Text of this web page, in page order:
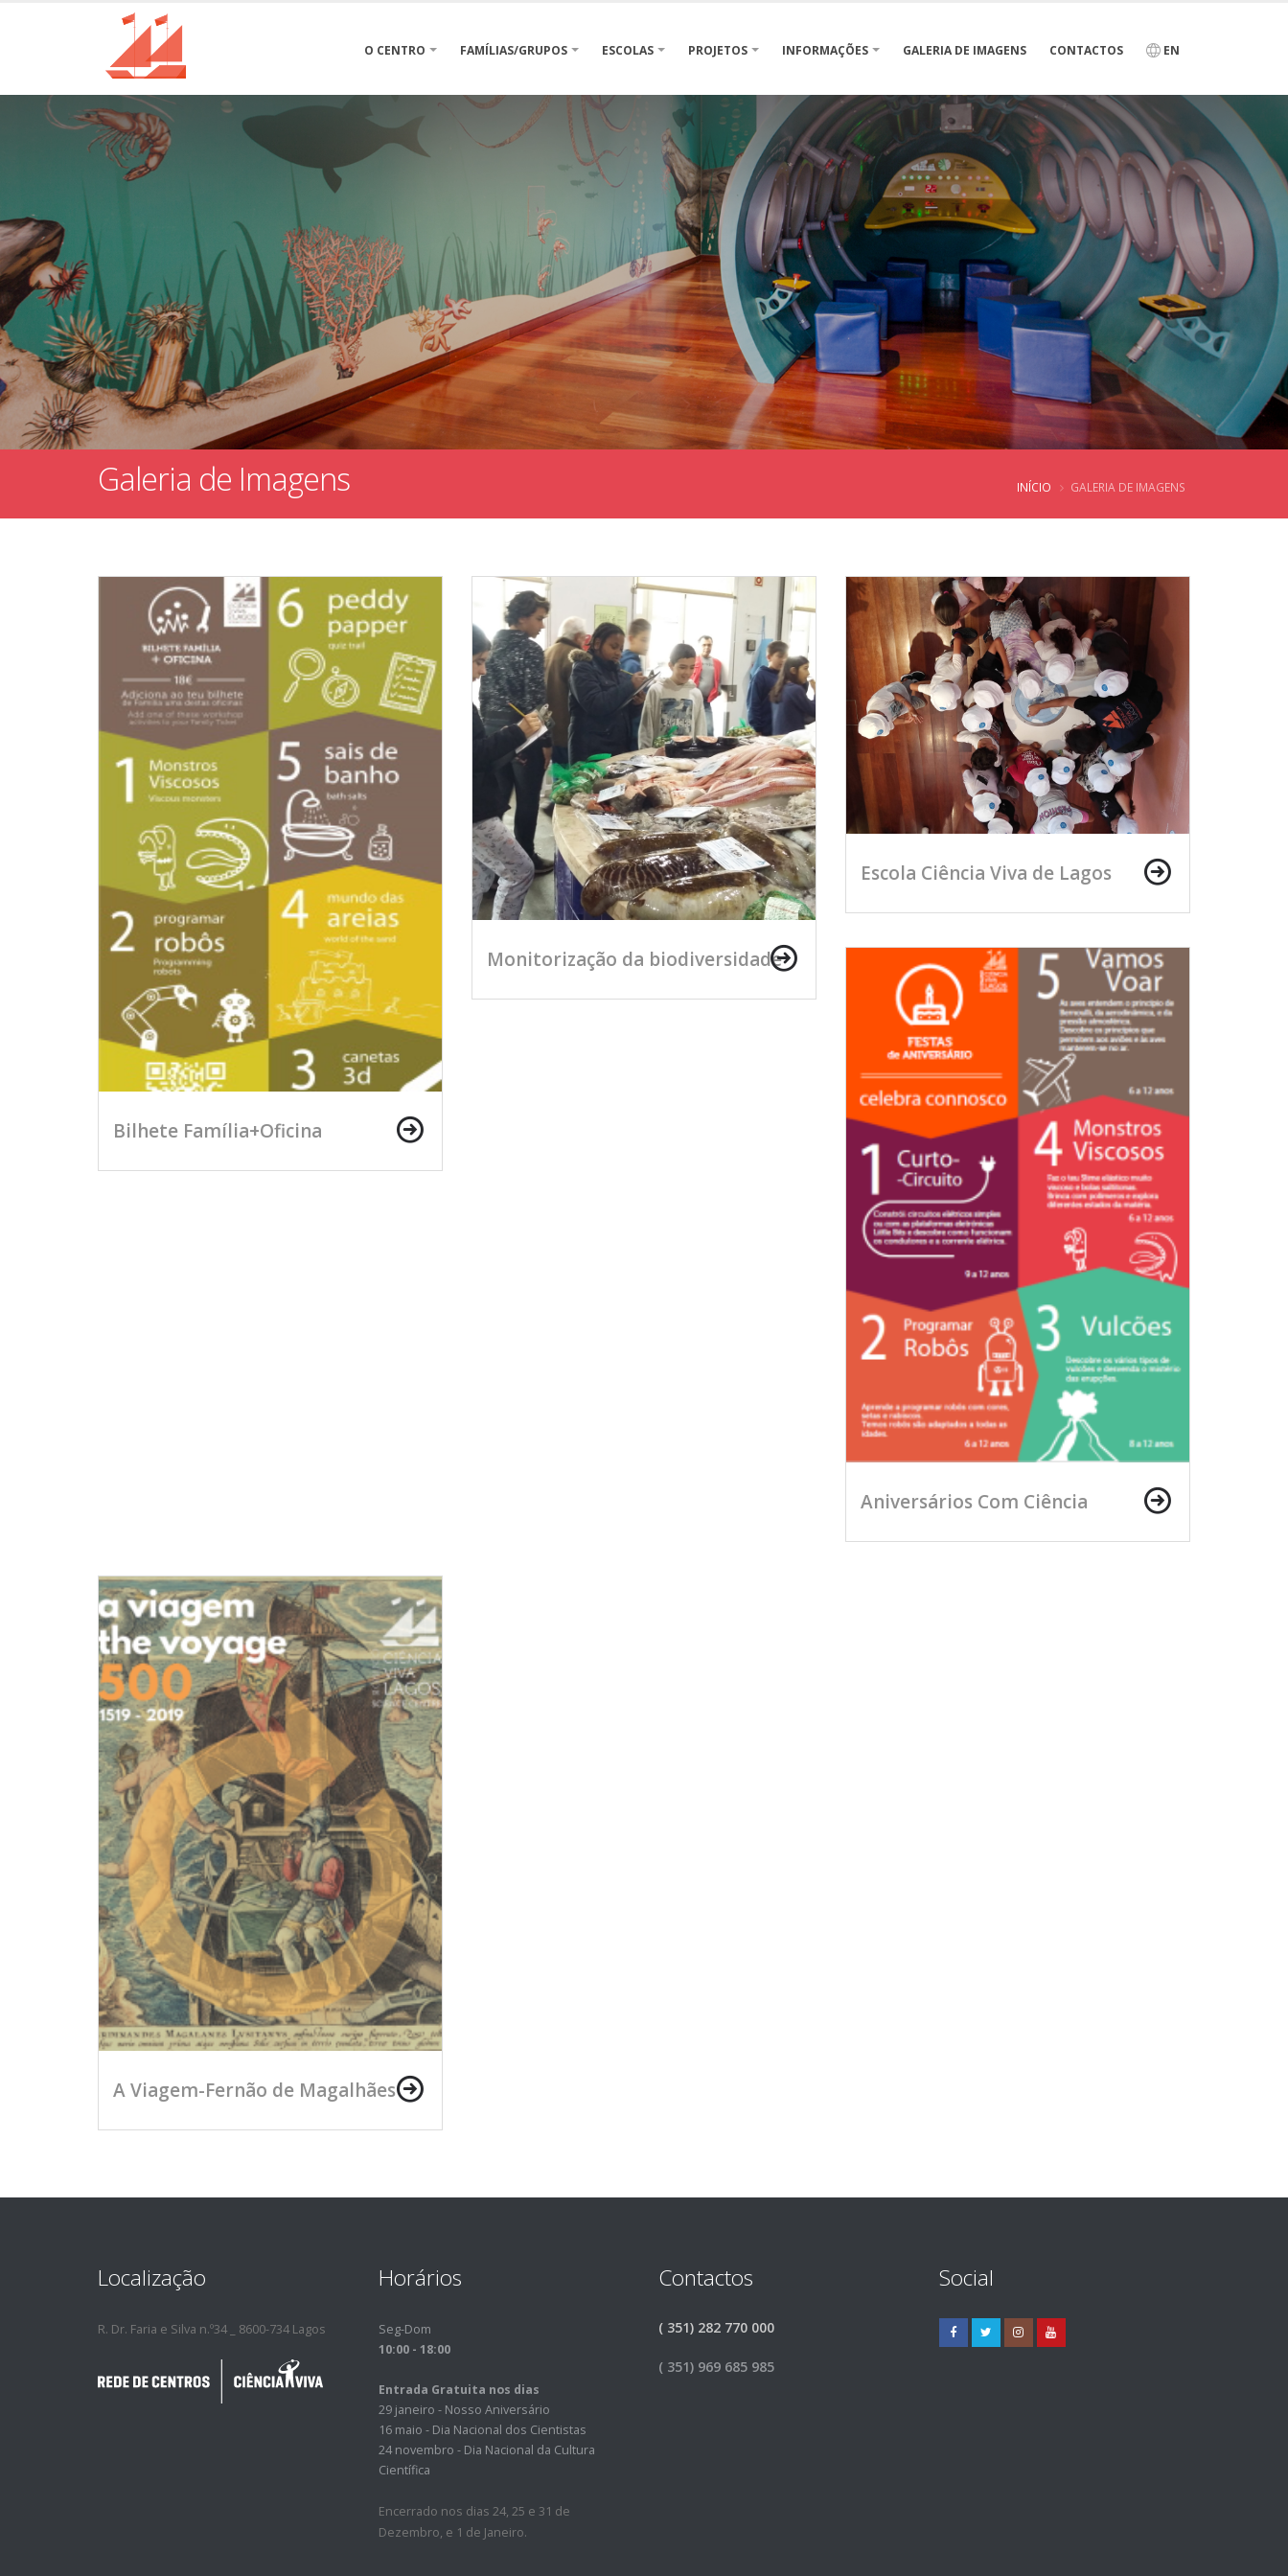
O CENTRO FAMÍLIAS/GRUPOS ESCOLAS PROJETOS INFORMAÇÕES GALERIA DE IMAGENS CONTACTOS EN
Galeria de Imagens INÍCIO GALERIA DE IMAGENS
Bilhete Família+Oficina
Monitorização da biodiversidade
Escola Ciência Viva de Lagos
Aniversários Com Ciência
A Viagem-Fernão de Magalhães
Localização
R. Dr. Faria e Silva n.º34 _ 8600-734 Lagos
Horários
Seg-Dom
10:00 - 18:00
Entrada Gratuita nos dias
29 janeiro - Nosso Aniversário
16 maio - Dia Nacional dos Cientistas
24 novembro - Dia Nacional da Cultura
Científica
Encerrado nos dias 24, 25 e 31 de
Dezembro, e 1 de Janeiro.
Contactos
( 351) 282 770 000
( 351) 969 685 985
Social